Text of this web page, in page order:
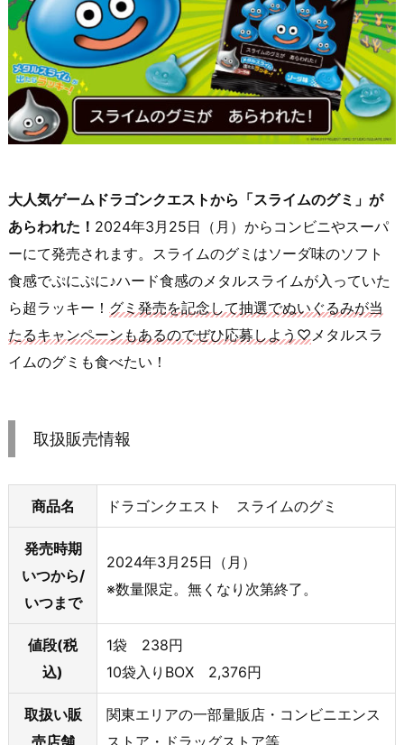
大人気ゲームドラゴンクエストから「スライムのグミ」が
あらわれた！ 2024年3月25日（月）からコンビニやスーパ
ーにて発売されます。スライムのグミはソーダ味のソフト
食感でぷにぷに♪ハード食感のメタルスライムが入っていた
ら超ラッキー！ グミ発売を記念して抽選でぬいぐるみが当
たるキャンペーンもあるのでぜひ応募しよう♡メタルスラ
イムのグミも食べたい！
取扱販売情報
商品名 ドラゴンクエスト スライムのグミ
発売時期
いつから/
いつまで
2024年3月25日（月）
※数量限定。無くなり次第終了。
値段(税
込)
1袋 238円
10袋入りBOX 2,376円
取扱い販
関東エリアの一部量販店・コンビニエンス